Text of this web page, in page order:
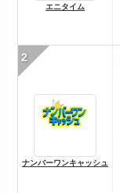
エニタイム
2
ナンバーワンキャッシュ